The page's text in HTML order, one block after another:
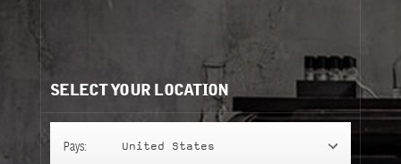
Service clients
SELECT YOUR LOCATION
Pays: United States